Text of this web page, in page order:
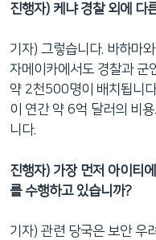
진행자) 케냐 경찰 외에 다
기자) 그렇습니다. 바하마
자메이카에서도 경찰과 군
약 2천500명이 배치됩니
이 연간 약 6억 달러의 비
니다.
진행자) 가장 먼저 아이티
를 수행하고 있습니까?
기자) 관련 당국은 보안 우